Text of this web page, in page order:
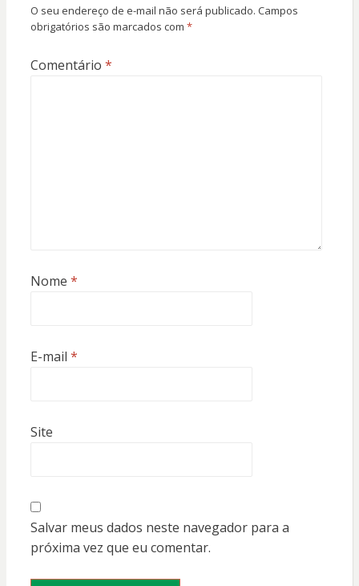
O seu endereço de e-mail não será publicado. Campos
obrigatórios são marcados com *
Comentário *
Nome *
E-mail *
Site
Salvar meus dados neste navegador para a
próxima vez que eu comentar.